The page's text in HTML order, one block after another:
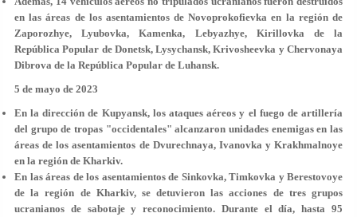
en las áreas de los asentamientos de Novoprokofievka en la región de
Zaporozhye, Lyubovka, Kamenka, Lebyazhye, Kirillovka de la
República Popular de Donetsk, Lysychansk, Krivosheevka y Chervonaya
Dibrova de la República Popular de Luhansk.
5 de mayo de 2023
En la dirección de Kupyansk, los ataques aéreos y el fuego de artillería
del grupo de tropas "occidentales" alcanzaron unidades enemigas en las
áreas de los asentamientos de Dvurechnaya, Ivanovka y Krakhmalnoye
en la región de Kharkiv.
En las áreas de los asentamientos de Sinkovka, Timkovka y Berestovoye
de la región de Kharkiv, se detuvieron las acciones de tres grupos
ucranianos de sabotaje y reconocimiento. Durante el día, hasta 95